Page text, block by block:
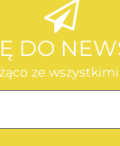
AEG
DO
ze